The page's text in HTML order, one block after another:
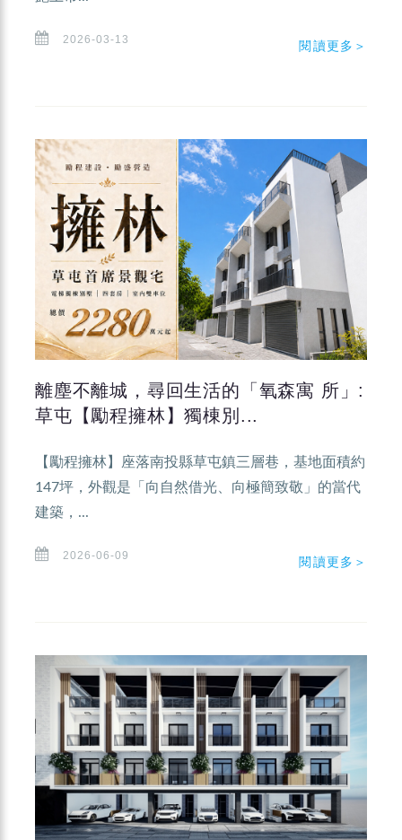
2026-03-13 閱讀更多＞
離塵不離城，尋回生活的「氧森寓 所」:
草屯【勵程擁林】獨棟別...
【勵程擁林】座落南投縣草屯鎮三層巷，基地面積約
147坪，外觀是「向自然借光、向極簡致敬」的當代
建築，...
2026-06-09 閱讀更多＞